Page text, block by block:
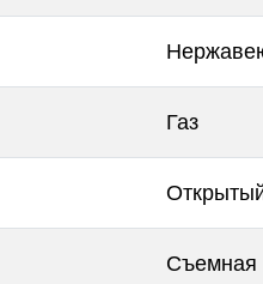
Газ
Съемная